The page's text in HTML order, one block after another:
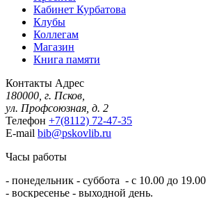
Кабинет Курбатова
Клубы
Коллегам
Магазин
Книга памяти
Контакты Адрес
180000, г. Псков,
ул. Профсоюзная, д. 2
Телефон +7(8112) 72-47-35
E-mail bib@pskovlib.ru
Часы работы
- понедельник - суббота - с 10.00 до 19.00
- воскресенье - выходной день.